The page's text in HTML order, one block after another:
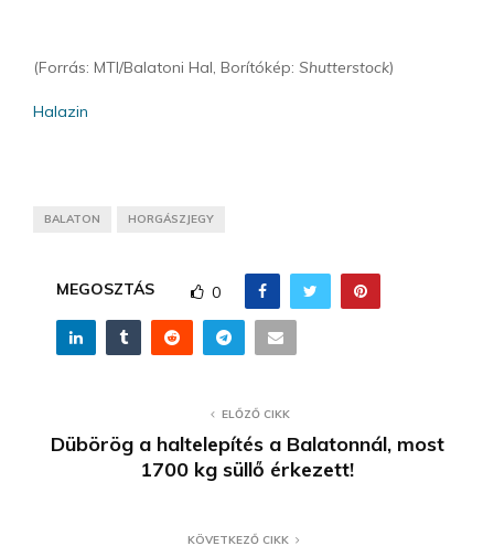
(Forrás: MTI/Balatoni Hal, Borítókép: Shutterstock)
Halazin
BALATON HORGÁSZJEGY
MEGOSZTÁS 0
ELŐZŐ CIKK
Dübörög a haltelepítés a Balatonnál, most
1700 kg süllő érkezett!
KÖVETKEZŐ CIKK